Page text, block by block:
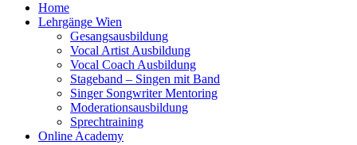
Home
Lehrgänge Wien
Gesangsausbildung
Vocal Artist Ausbildung
Vocal Coach Ausbildung
Stageband – Singen mit Band
Singer Songwriter Mentoring
Moderationsausbildung
Sprechtraining
Online Academy